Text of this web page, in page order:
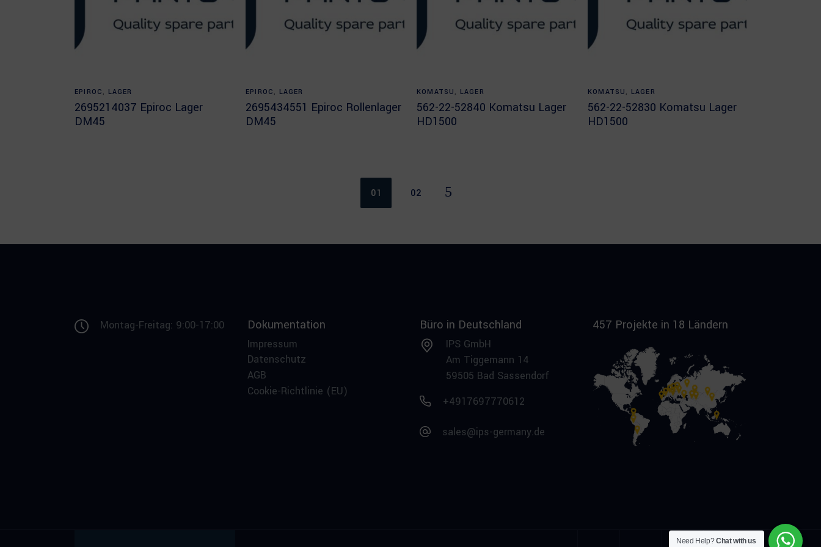
EPIROC , LAGER
2695214037 Epiroc Lager
DM45
EPIROC , LAGER
2695434551 Epiroc Rollenlager
DM45
Read more
KOMATSU , LAGER
562-22-52840 Komatsu Lager
HD1500
Read more
KOMATSU , LAGER
562-22-52830 Komatsu Lager
HD1500
01 02
Montag-Freitag: 9:00-17:00 Dokumentation
Impressum
Datenschutz
AGB
Cookie-Richtlinie (EU)
Büro in Deutschland
IPS GmbH
Am Tiggemann 14
59505 Bad Sassendorf
+4917697770612
sales@ips-germany.de
457 Projekte in 18 Ländern
Need Help?Chat with us